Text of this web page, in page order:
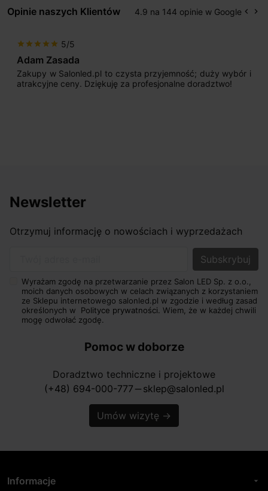
Opinie naszych Klientów 4.9 na 144 opinie w Google keyboard_arrow_left keyboard_arrow_right
star star star star star 5/5
Adam Zasada
Zakupy w Salonled.pl to czysta przyjemność; duży wybór i
atrakcyjne ceny. Dziękuję za profesjonalne doradztwo!
Newsletter
Otrzymuj informację o nowościach i wyprzedażach
Wyrażam zgodę na przetwarzanie przez Salon LED Sp. z o.o.,
moich danych osobowych w celach związanych z korzystaniem
ze Sklepu internetowego salonled.pl w zgodzie i według zasad
określonych w Polityce prywatności. Wiem, że w każdej chwili
mogę odwołać zgodę.
Pomoc w doborze
Doradztwo techniczne i projektowe
(+48) 694-000-777 horizontal_rule sklep@salonled.pl
Umów wizytę →
Informacje arrow_drop_down